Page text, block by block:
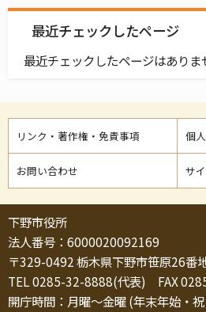
最近チェックしたページ
最近チェックしたページはありま
リンク・著作権・免責事項 個
お問い合わせ サ
下野市役所
法人番号：6000020092169
〒329-0492 栃木県下野市笹原26番
TEL 0285-32-8888(代表) FAX
開庁時間：月曜～金曜 (年末年始・